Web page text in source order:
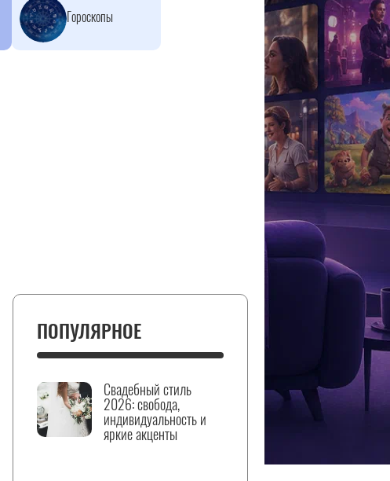
Гороскопы
ПОПУЛЯРНОЕ
Свадебный стиль
2026: свобода,
индивидуальность и
яркие акценты